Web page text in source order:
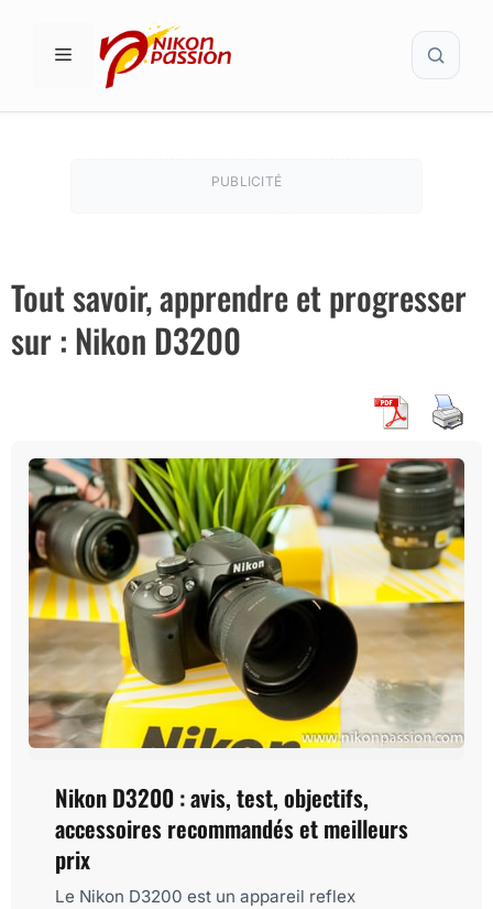
MENU
PUBLICITÉ
Tout savoir, apprendre et progresser
sur : Nikon D3200
Nikon D3200 : avis, test, objectifs,
accessoires recommandés et meilleurs
prix
Le Nikon D3200 est un appareil reflex